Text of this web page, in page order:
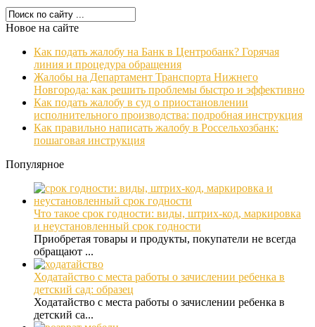
Новое на сайте
Как подать жалобу на Банк в Центробанк? Горячая
линия и процедура обращения
Жалобы на Департамент Транспорта Нижнего
Новгорода: как решить проблемы быстро и эффективно
Как подать жалобу в суд о приостановлении
исполнительного производства: подробная инструкция
Как правильно написать жалобу в Россельхозбанк:
пошаговая инструкция
Популярное
Что такое срок годности: виды, штрих-код, маркировка
и неустановленный срок годности
Приобретая товары и продукты, покупатели не всегда
обращают ...
Ходатайство с места работы о зачислении ребенка в
детский сад: образец
Ходатайство с места работы о зачислении ребенка в
детский са...